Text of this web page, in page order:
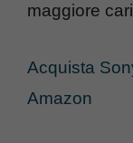
maggiore
Acquista
Amazon